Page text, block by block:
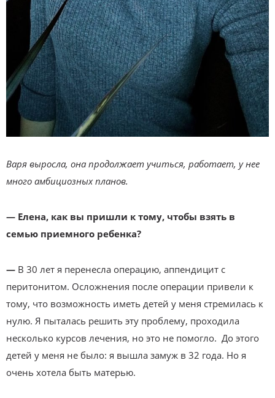
Варя выросла, она продолжает учиться, работает, у нее
много амбициозных планов.
— Елена, как вы пришли к тому, чтобы взять в
семью приемного ребенка?
— В 30 лет я перенесла операцию, аппендицит с
перитонитом. Осложнения после операции привели к
тому, что возможность иметь детей у меня стремилась к
нулю. Я пыталась решить эту проблему, проходила
несколько курсов лечения, но это не помогло. До этого
детей у меня не было: я вышла замуж в 32 года. Но я
очень хотела быть матерью.